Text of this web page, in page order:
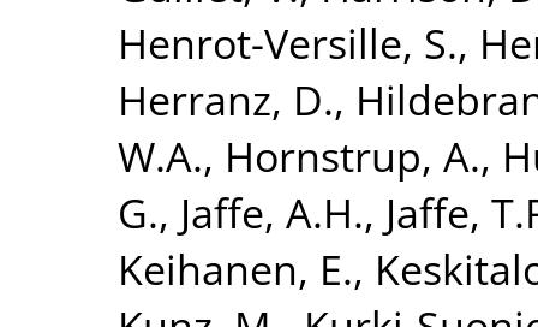
Henrot-Versille, S.,
Herranz, D.,
W.A., Hornstrup, A.,
G., Jaffe, A.H., Jaffe,
Keihanen, E.,